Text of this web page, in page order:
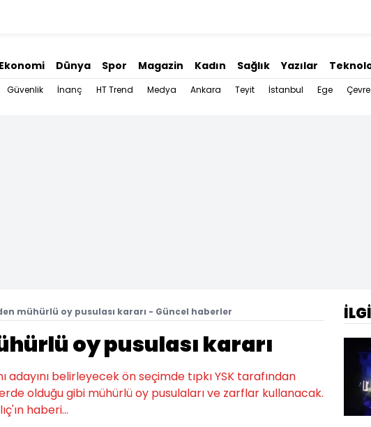
Ekonomi Dünya Spor Magazin Kadın Sağlık Yazılar
Güvenlik İnanç HT Trend Medya Ankara Teyit İstanbul Ege Çevre
mühürlü oy pusulası kararı - Güncel haberler
oy pusulası kararı
adayını belirleyecek ön seçimde tıpkı YSK tarafından
olduğu gibi mühürlü oy pusulaları ve zarflar kullanacak.
haberi...